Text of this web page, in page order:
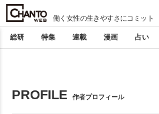
働く女性の生きやすさにコミット
総研 特集 連載 漫画 占い
PROFILE 作者プロフィール